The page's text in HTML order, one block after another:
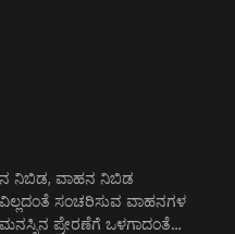
ನಿಬಿಡ, ವಾಹನ ನಿಬಿಡ
ಸಂಚರಿಸುವ ವಾಹನಗಳ
ಪ್ರೇರಣೆಗೆ ಒಳಗಾದಂತೆ…